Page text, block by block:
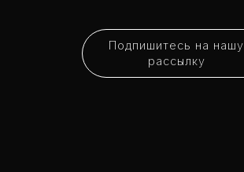
Подпишитесь на нашу
рассылку